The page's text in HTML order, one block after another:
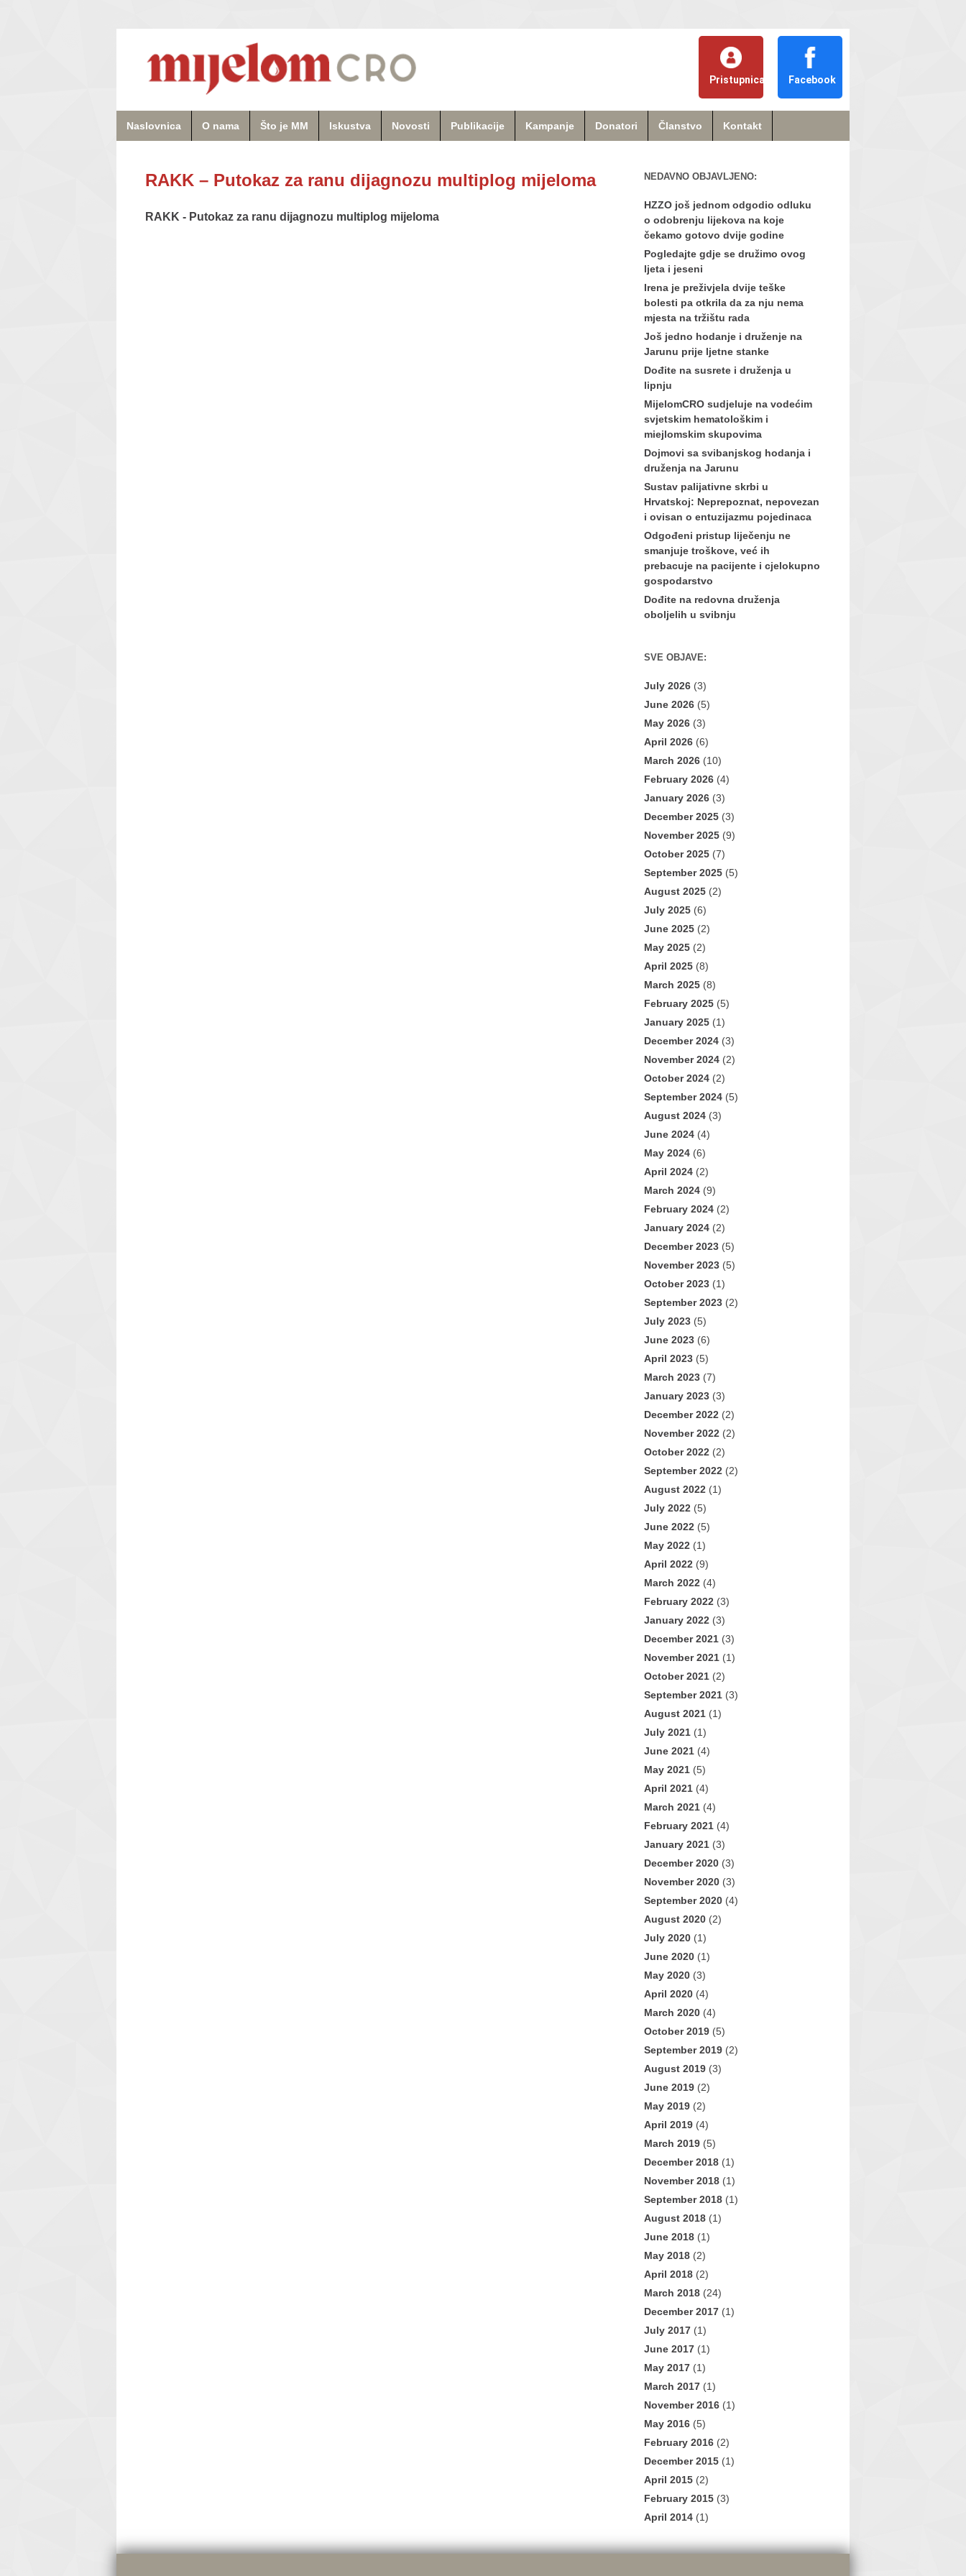
Pristupnica Facebook
Naslovnica O nama Što je MM Iskustva Novosti Publikacije Kampanje Donatori Članstvo Kontakt
RAKK – Putokaz za ranu dijagnozu multiplog mijeloma
RAKK - Putokaz za ranu dijagnozu multiplog mijeloma
NEDAVNO OBJAVLJENO:
HZZO još jednom odgodio odluku
o odobrenju lijekova na koje
čekamo gotovo dvije godine
Pogledajte gdje se družimo ovog
ljeta i jeseni
Irena je preživjela dvije teške
bolesti pa otkrila da za nju nema
mjesta na tržištu rada
Još jedno hodanje i druženje na
Jarunu prije ljetne stanke
Dođite na susrete i druženja u
lipnju
MijelomCRO sudjeluje na vodećim
svjetskim hematološkim i
miejlomskim skupovima
Dojmovi sa svibanjskog hodanja i
druženja na Jarunu
Sustav palijativne skrbi u
Hrvatskoj: Neprepoznat, nepovezan
i ovisan o entuzijazmu pojedinaca
Odgođeni pristup liječenju ne
smanjuje troškove, već ih
prebacuje na pacijente i cjelokupno
gospodarstvo
Dođite na redovna druženja
oboljelih u svibnju
SVE OBJAVE:
July 2026 (3)
June 2026 (5)
May 2026 (3)
April 2026 (6)
March 2026 (10)
February 2026 (4)
January 2026 (3)
December 2025 (3)
November 2025 (9)
October 2025 (7)
September 2025 (5)
August 2025 (2)
July 2025 (6)
June 2025 (2)
May 2025 (2)
April 2025 (8)
March 2025 (8)
February 2025 (5)
January 2025 (1)
December 2024 (3)
November 2024 (2)
October 2024 (2)
September 2024 (5)
August 2024 (3)
June 2024 (4)
May 2024 (6)
April 2024 (2)
March 2024 (9)
February 2024 (2)
January 2024 (2)
December 2023 (5)
November 2023 (5)
October 2023 (1)
September 2023 (2)
July 2023 (5)
June 2023 (6)
April 2023 (5)
March 2023 (7)
January 2023 (3)
December 2022 (2)
November 2022 (2)
October 2022 (2)
September 2022 (2)
August 2022 (1)
July 2022 (5)
June 2022 (5)
May 2022 (1)
April 2022 (9)
March 2022 (4)
February 2022 (3)
January 2022 (3)
December 2021 (3)
November 2021 (1)
October 2021 (2)
September 2021 (3)
August 2021 (1)
July 2021 (1)
June 2021 (4)
May 2021 (5)
April 2021 (4)
March 2021 (4)
February 2021 (4)
January 2021 (3)
December 2020 (3)
November 2020 (3)
September 2020 (4)
August 2020 (2)
July 2020 (1)
June 2020 (1)
May 2020 (3)
April 2020 (4)
March 2020 (4)
October 2019 (5)
September 2019 (2)
August 2019 (3)
June 2019 (2)
May 2019 (2)
April 2019 (4)
March 2019 (5)
December 2018 (1)
November 2018 (1)
September 2018 (1)
August 2018 (1)
June 2018 (1)
May 2018 (2)
April 2018 (2)
March 2018 (24)
December 2017 (1)
July 2017 (1)
June 2017 (1)
May 2017 (1)
March 2017 (1)
November 2016 (1)
May 2016 (5)
February 2016 (2)
December 2015 (1)
April 2015 (2)
February 2015 (3)
April 2014 (1)